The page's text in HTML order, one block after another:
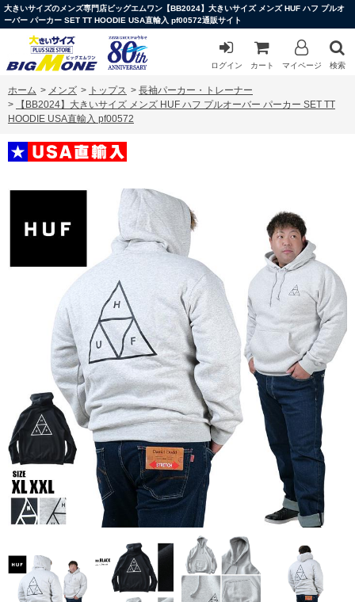
大きいサイズのメンズ専門店ビッグエムワン【BB2024】大きいサイズ メンズ HUF ハフ プルオ
ーバー パーカー SET TT HOODIE USA直輸入 pf00572通販サイト
ログイン カート マイページ 検索
ホーム > メンズ > トップス > 長袖パーカー・トレーナー
>
【BB2024】大きいサイズ メンズ HUF ハフ プルオーバー パーカー SET TT
HOODIE USA直輸入 pf00572